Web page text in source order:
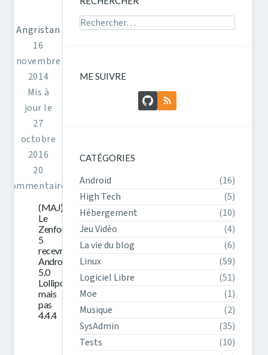
Angristan
16
novembre
2014
Mis à
jour le
27
octobre
2016
20
commentaires
(MAJ)
Le
Zenfone
5
recevra
Android
5.0
Lollipop,
mais
pas
4.4.4
Rechercher sur le site
ME SUIVRE
GitHubFlux RSS
CATÉGORIES
Android
(16)
High Tech
(5)
Hébergement
(10)
Jeu Vidéo
(4)
La vie du blog
(6)
Linux
(59)
Logiciel Libre
(51)
Moe
(1)
Musique
(2)
SysAdmin
(35)
Tests
(10)